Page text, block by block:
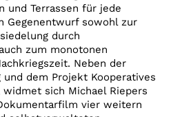
und Terrassen für jede
Gegenentwurf sowohl zur
durch
zum monotonen
Neben der
und dem Projekt Kooperatives
widmet sich Michael Riepers
vier weitern